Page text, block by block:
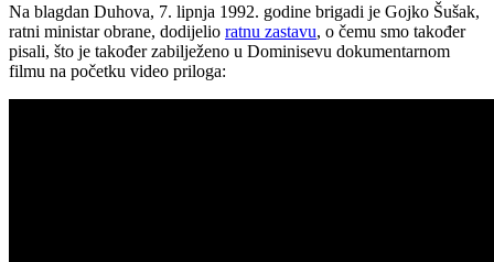
Na blagdan Duhova, 7. lipnja 1992. godine brigadi je Gojko Šušak,
ratni ministar obrane, dodijelio ratnu zastavu, o čemu smo također
pisali, što je također zabilježeno u Dominisevu dokumentarnom
filmu na početku video priloga: